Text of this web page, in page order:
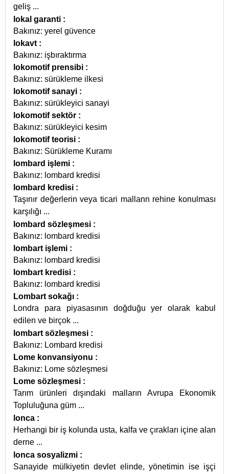
geliş ...
lokal garanti :
Bakınız: yerel güvence
lokavt :
Bakınız: işbıraktırma
lokomotif prensibi :
Bakınız: sürükleme ilkesi
lokomotif sanayi :
Bakınız: sürükleyici sanayi
lokomotif sektör :
Bakınız: sürükleyici kesim
lokomotif teorisi :
Bakınız: Sürükleme Kuramı
lombard işlemi :
Bakınız: lombard kredisi
lombard kredisi :
Taşınır değerlerin veya ticari mallann rehine konulması
karşılığı ...
lombard sözleşmesi :
Bakınız: lombard kredisi
lombart işlemi :
Bakınız: lombard kredisi
lombart kredisi :
Bakınız: lombard kredisi
Lombart sokağı :
Londra para piyasasının doğduğu yer olarak kabul
edilen ve birçok ...
lombart sözleşmesi :
Bakınız: Lombard kredisi
Lome konvansiyonu :
Bakınız: Lome sözleşmesi
Lome sözleşmesi :
Tarım ürünleri dışındaki malların Avrupa Ekonomik
Topluluğuna güm ...
lonca :
Herhangi bir iş kolunda usta, kalfa ve çırakları içine alan
derne ...
lonca sosyalizmi :
Sanayide mülkiyetin devlet elinde, yönetimin ise işçi